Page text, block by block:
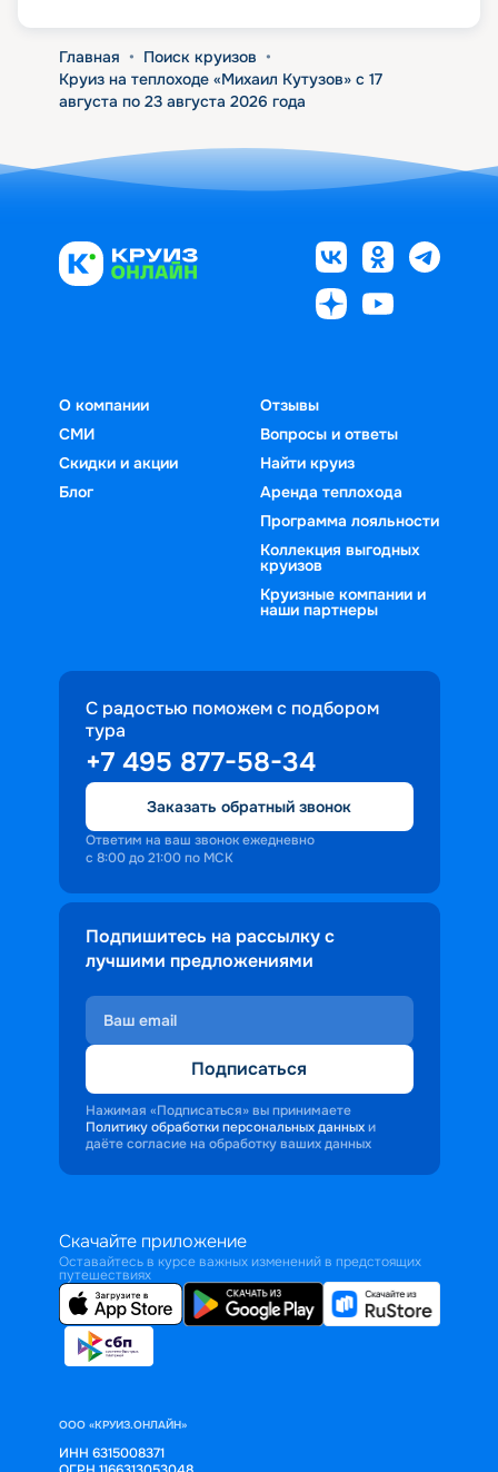
Главная • Поиск круизов •
Круиз на теплоходе «Михаил Кутузов» с 17
августа по 23 августа 2026 года
О компании
СМИ
Скидки и акции
Блог
Отзывы
Вопросы и ответы
Найти круиз
Аренда теплохода
Программа лояльности
Коллекция выгодных
круизов
Круизные компании и
наши партнеры
С радостью поможем с подбором
тура
+7 495 877-58-34
Заказать обратный звонок
Ответим на ваш звонок ежедневно
с 8:00 до 21:00 по МСК
Подпишитесь на рассылку с
лучшими предложениями
Подписаться
Нажимая «Подписаться» вы принимаете
Политику обработки персональных данных и
даёте согласие на обработку ваших данных
Скачайте приложение
Оставайтесь в курсе важных изменений в предстоящих
путешествиях
ООО «КРУИЗ.ОНЛАЙН»
ИНН 6315008371